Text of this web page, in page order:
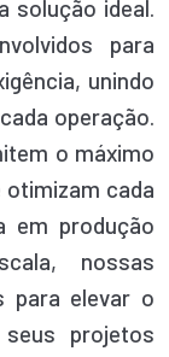
solução ideal.
para
unindo
operação.
o máximo
cada
em produção
nossas
para elevar o
projetos